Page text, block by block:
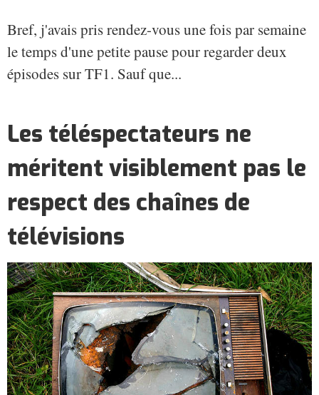
Bref, j'avais pris rendez-vous une fois par semaine
le temps d'une petite pause pour regarder deux
épisodes sur TF1. Sauf que...
Les téléspectateurs ne
méritent visiblement pas le
respect des chaînes de
télévisions